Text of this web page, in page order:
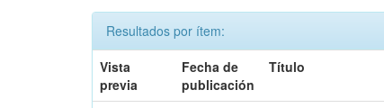
Resultados por ítem:
Vista
previa
Fecha de
publicación
Título